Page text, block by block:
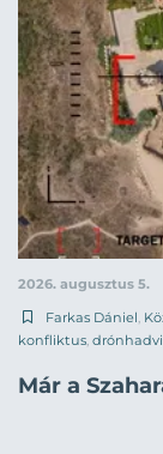
2026. augusztus 5.
Farkas Dániel
konfliktus
Már a